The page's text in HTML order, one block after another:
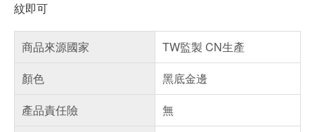
紋即可
商品來源國家
TW監製 CN生產
顏色
黑底金邊
產品責任險
無